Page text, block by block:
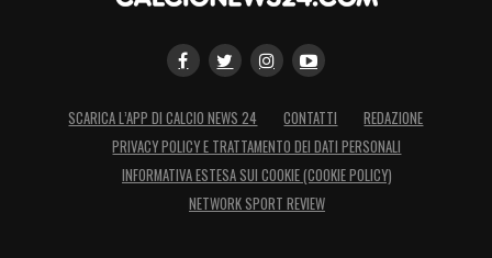
SCARICA L’APP DI CALCIO NEWS 24 CONTATTI
REDAZIONE
PRIVACY POLICY E TRATTAMENTO DEI DATI PERSONALI
INFORMATIVA ESTESA SUI COOKIE (COOKIE POLICY)
NETWORK SPORT REVIEW